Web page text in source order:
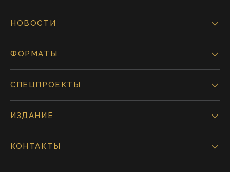
НОВОСТИ
ФОРМАТЫ
СПЕЦПРОЕКТЫ
ИЗДАНИЕ
КОНТАКТЫ